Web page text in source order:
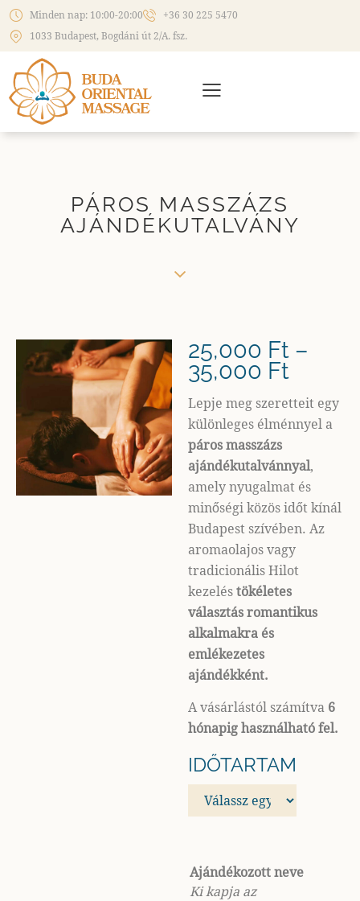
Minden nap: 10:00-20:00
+36 30 225 5470
1033 Budapest, Bogdáni út 2/A. fsz.
PÁROS MASSZÁZS
AJÁNDÉKUTALVÁNY
25,000 Ft –
35,000 Ft
Lepje meg szeretteit egy
különleges élménnyel a
páros masszázs
ajándékutalvánnyal,
amely nyugalmat és
minőségi közös időt kínál
Budapest szívében. Az
aromaolajos vagy
tradicionális Hilot
kezeléstökéletes
választás romantikus
alkalmakra és
emlékezetes
ajándékként.
A vásárlástól számítva 6
hónapig használható fel.
IDŐTARTAM
Ajándékozott neve
Ki kapja az